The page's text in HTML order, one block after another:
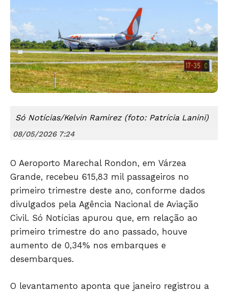
Só Notícias
Só Notícias/Kelvin Ramirez (foto: Patrícia Lanini)
08/05/2026 7:24
O Aeroporto Marechal Rondon, em Várzea
Grande, recebeu 615,83 mil passageiros no
primeiro trimestre deste ano, conforme dados
divulgados pela Agência Nacional de Aviação
Civil. Só Notícias apurou que, em relação ao
primeiro trimestre do ano passado, houve
aumento de 0,34% nos embarques e
desembarques.
O levantamento aponta que janeiro registrou a